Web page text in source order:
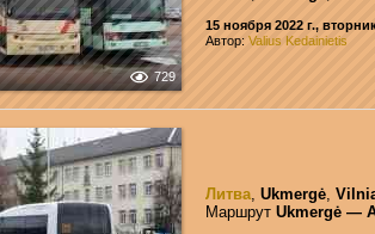
729
15 ноября 2022 г.,
Автор: Valius Kedainietis
Литва, Ukmergė,
Маршрут Ukmergė —